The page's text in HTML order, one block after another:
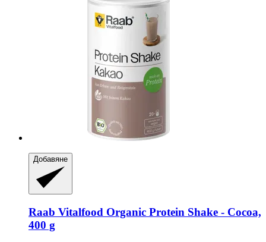
Добавяне
Raab Vitalfood Organic Protein Shake -​ Cocoa,
400 g